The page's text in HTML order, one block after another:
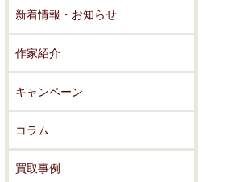
新着情報・お知らせ
作家紹介
キャンペーン
コラム
買取事例